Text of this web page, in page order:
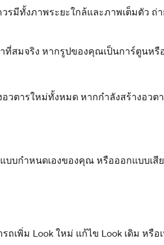
มีทั้งภาพระยะใกล้และภาพเต็มตัว
สมจริง หากรูปของคุณเป็นการ์ตูนหรื
ตารใหม่ทั้งหมด หากกำลังสร้างอวต
บบกำหนดเองของคุณ หรือออกแบบเสี
เพิ่ม Look ใหม่ แก้ไข Look เดิม หรื